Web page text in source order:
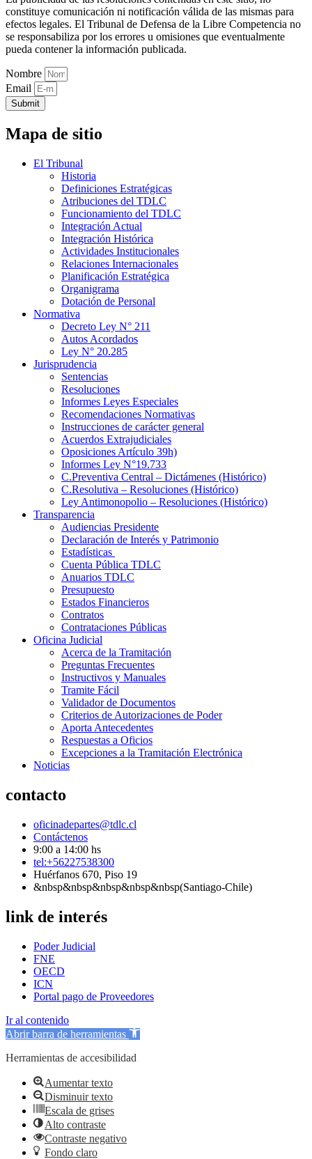
constituye comunicación ni notificación válida de las mismas para
efectos legales. El Tribunal de Defensa de la Libre Competencia no
se responsabiliza por los errores u omisiones que eventualmente
pueda contener la información publicada.
Nombre
Email
Submit
Mapa de sitio
El Tribunal
Historia
Definiciones Estratégicas
Atribuciones del TDLC
Funcionamiento del TDLC
Integración Actual
Integración Histórica
Actividades Institucionales
Relaciones Internacionales
Planificación Estratégica
Organigrama
Dotación de Personal
Normativa
Decreto Ley N° 211
Autos Acordados
Ley N° 20.285
Jurisprudencia
Sentencias
Resoluciones
Informes Leyes Especiales
Recomendaciones Normativas
Instrucciones de carácter general
Acuerdos Extrajudiciales
Oposiciones Artículo 39h)
Informes Ley N°19.733
C.Preventiva Central – Dictámenes (Histórico)
C.Resolutiva – Resoluciones (Histórico)
Ley Antimonopolio – Resoluciones (Histórico)
Transparencia
Audiencias Presidente
Declaración de Interés y Patrimonio
Estadísticas
Cuenta Pública TDLC
Anuarios TDLC
Presupuesto
Estados Financieros
Contratos
Contrataciones Públicas
Oficina Judicial
Acerca de la Tramitación
Preguntas Frecuentes
Instructivos y Manuales
Tramite Fácil
Validador de Documentos
Criterios de Autorizaciones de Poder
Aporta Antecedentes
Respuestas a Oficios
Excepciones a la Tramitación Electrónica
Noticias
contacto
oficinadepartes@tdlc.cl
Contáctenos
9:00 a 14:00 hs
tel:+56227538300
Huérfanos 670, Piso 19
&nbsp&nbsp&nbsp&nbsp&nbsp(Santiago-Chile)
link de interés
Poder Judicial
FNE
OECD
ICN
Portal pago de Proveedores
Ir al contenido
Abrir barra de herramientas
Herramientas de accesibilidad
Aumentar texto
Disminuir texto
Escala de grises
Alto contraste
Contraste negativo
Fondo claro